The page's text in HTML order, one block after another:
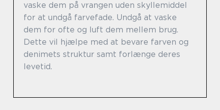
vaske dem på vrangen uden skyllemiddel
for at undgå farvefade. Undgå at vaske
dem for ofte og luft dem mellem brug.
Dette vil hjælpe med at bevare farven og
denimets struktur samt forlænge deres
levetid.